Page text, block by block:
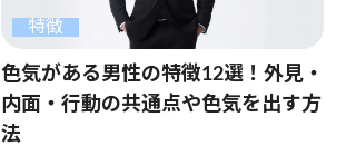
特徴
色気がある男性の特徴12選！外見・
内面・行動の共通点や色気を出す方
法